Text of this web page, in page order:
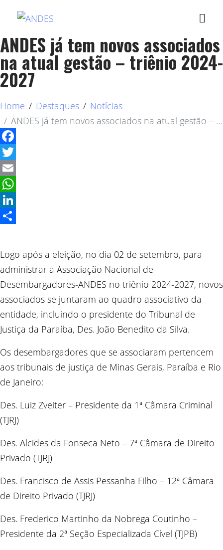
ANDES já tem novos associados
na atual gestão – triênio 2024-
2027
Home Destaques
Notícias
ANDES já tem novos associados na atual gestão – triênio 2024-2027
Facebook
Twitter
Email
WhatsApp
LinkedIn
Logo após a eleição, no dia 02 de setembro, para
administrar a Associação Nacional de
Desembargadores-ANDES no triênio 2024-2027, novos
associados se juntaram ao quadro associativo da
entidade, incluindo o presidente do Tribunal de
Justiça da Paraíba, Des. João Benedito da Silva.
Os desembargadores que se associaram pertencem
aos tribunais de justiça de Minas Gerais, Paraíba e Rio
de Janeiro:
Des. Luiz Zveiter – Presidente da 1ª Câmara Criminal
(TJRJ)
Des. Alcides da Fonseca Neto – 7ª Câmara de Direito
Privado (TJRJ)
Des. Francisco de Assis Pessanha Filho – 12ª Câmara
de Direito Privado (TJRJ)
Des. Frederico Martinho da Nobrega Coutinho –
Presidente da 2ª Seção Especializada Cível (TJPB)